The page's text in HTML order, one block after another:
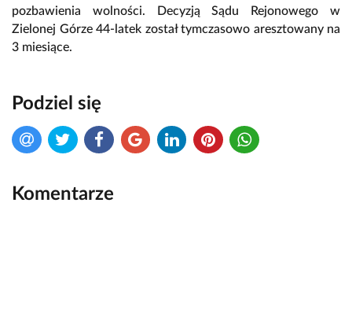
pozbawienia wolności. Decyzją Sądu Rejonowego w
Zielonej Górze 44-latek został tymczasowo aresztowany na
3 miesiące.
Podziel się
Komentarze